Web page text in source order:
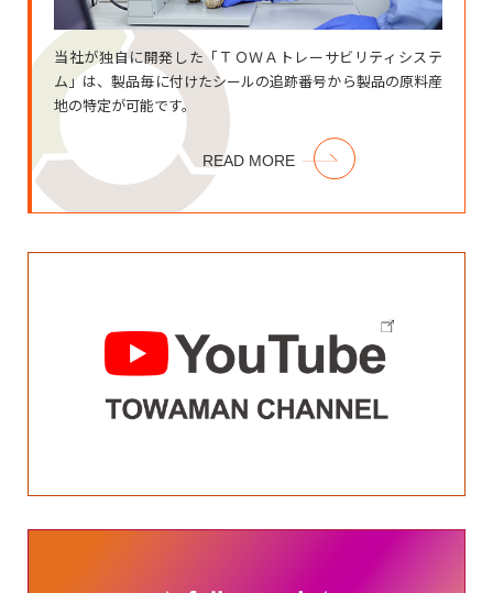
当社が独自に開発した「ＴＯＷＡトレーサビリティシステ
ム」は、製品毎に付けたシールの追跡番号から製品の原料産
地の特定が可能です。
READ MORE